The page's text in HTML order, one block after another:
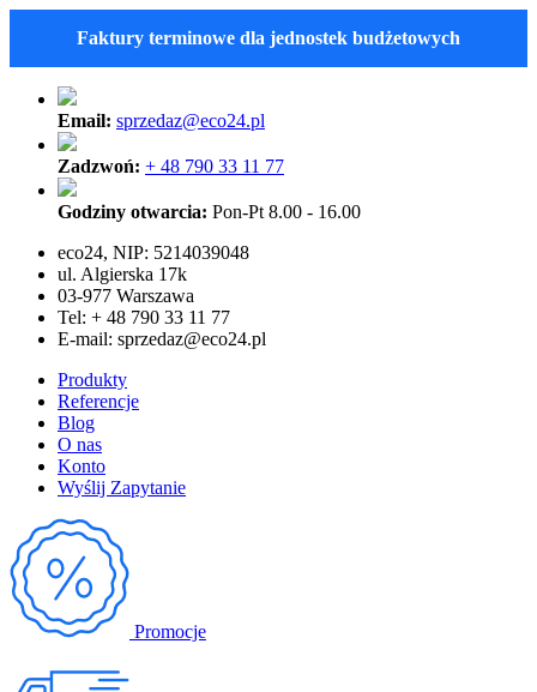
Faktury terminowe dla jednostek budżetowych
Email: sprzedaz@eco24.pl
Zadzwoń: + 48 790 33 11 77
Godziny otwarcia: Pon-Pt 8.00 - 16.00
eco24, NIP: 5214039048
ul. Algierska 17k
03-977 Warszawa
Tel: + 48 790 33 11 77
E-mail: sprzedaz@eco24.pl
Produkty
Referencje
Blog
O nas
Konto
Wyślij Zapytanie
Promocje